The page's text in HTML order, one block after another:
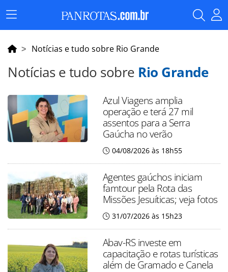
Menu
Principal
Notícias e tudo sobre Rio Grande
Notícias e tudo sobre Rio Grande
Azul Viagens amplia
operação e terá 27 mil
assentos para a Serra
Gaúcha no verão
04/08/2026 às 18h55
Agentes gaúchos iniciam
famtour pela Rota das
Missões Jesuíticas; veja fotos
31/07/2026 às 15h23
Abav-RS investe em
capacitação e rotas turísticas
além de Gramado e Canela